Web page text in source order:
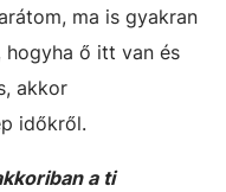
ma is gyakran
ő itt van és
akkor
időkről.
a ti